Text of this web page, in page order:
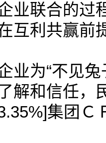
业联合的过
互利共赢前
业为“不见
解和信任，
集团Ｃ